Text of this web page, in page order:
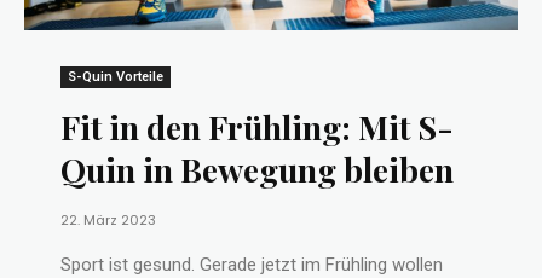
S-Quin Vorteile
Fit in den Frühling: Mit S-
Quin in Bewegung bleiben
22. März 2023
Sport ist gesund. Gerade jetzt im Frühling wollen